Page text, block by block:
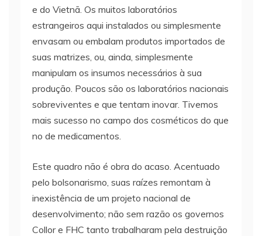
e do Vietnã. Os muitos laboratórios
estrangeiros aqui instalados ou simplesmente
envasam ou embalam produtos importados de
suas matrizes, ou, ainda, simplesmente
manipulam os insumos necessários à sua
produção. Poucos são os laboratórios nacionais
sobreviventes e que tentam inovar. Tivemos
mais sucesso no campo dos cosméticos do que
no de medicamentos.
Este quadro não é obra do acaso. Acentuado
pelo bolsonarismo, suas raízes remontam à
inexistência de um projeto nacional de
desenvolvimento; não sem razão os governos
Collor e FHC tanto trabalharam pela destruição